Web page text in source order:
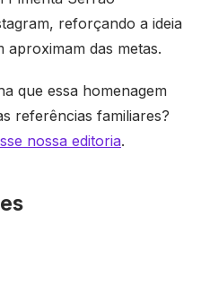
reforçando a ideia
aproximam das metas.
que essa homenagem
referências familiares?
nossa editoria.